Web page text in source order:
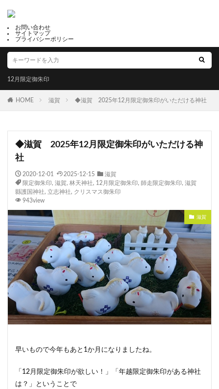
お問い合わせ
サイトマップ
プライバシーポリシー
12月限定御朱印
HOME 滋賀 ◆滋賀 2025年12月限定御朱印がいただける神社
◆滋賀 2025年12月限定御朱印がいただける神
社
2020-12-01 2025-12-15
滋賀
限定御朱印, 滋賀, 林天神社, 12月限定御朱印, 師走限定御朱印, 滋賀
縣護国神社, 立志神社, クリスマス御朱印
943view
滋賀
早いもので今年もあと1か月になりましたね。
「12月限定御朱印が欲しい！」「年越限定御朱印がある神社
は？」ということで